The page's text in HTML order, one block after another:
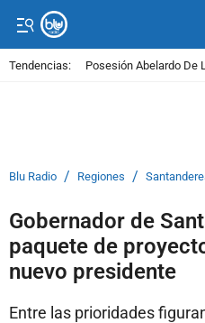
Tendencias: Posesión Abelardo De
Blu Radio / Regiones /
Gobernador de
paquete de
nuevo presidente
Entre las prioridades